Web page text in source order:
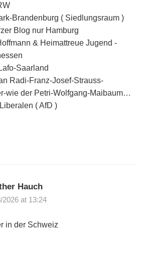
Brandenburg ( Siedlungsraum )
Blog nur Hamburg
& Heimattreue Jugend -
Saarland
Radi-Franz-Josef-Strauss-
wie der Petri-Wolfgang-Maibaum…
( AfD )
Hauch
2026 at 13:24
in der Schweiz